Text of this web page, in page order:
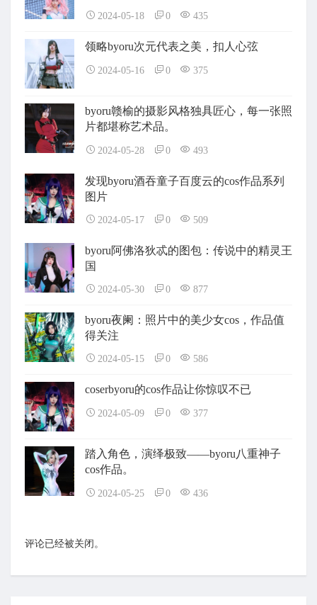
2024-05-18 0 435
领略byoru次元代表之美，扣人心弦
2024-05-16 0 375
byoru赣榆的摄影风格独具匠心，每一张照
片都堪称艺术品。
2024-05-28 0 493
发现byoru酒吞童子百度云的cos作品系列
图片
2024-05-17 0 509
byoru阿佛洛狄忒的图包：传说中的精灵王
国
2024-05-30 0 877
byoru夜阑：照片中的美少女cos，作品值
得关注
2024-05-15 0 586
coserbyoru的cos作品让你惊叹不已
2024-05-09 0 377
踏入角色，演绎极致——byoru八重神子
cos作品。
2024-05-25 0 436
评论已经被关闭。